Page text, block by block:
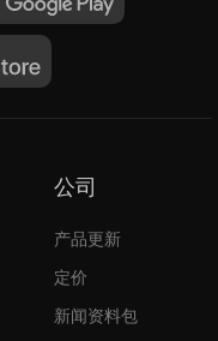
公司
产品更新
定价
新闻资料包